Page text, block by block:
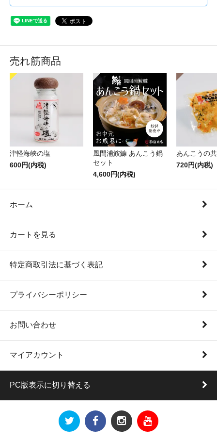
売れ筋商品
津軽海峡の塩
600円(内税)
風間浦鮟鱇 あんこう鍋
セット
4,600円(内税)
あんこうの
720円(内税)
ホーム
カートを見る
特定商取引法に基づく表記
プライバシーポリシー
お問い合わせ
マイアカウント
PC版表示に切り替える